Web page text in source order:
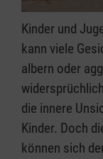
Kinder und
kann viele
albern oder
die innere
Kinder. Doch
können sich